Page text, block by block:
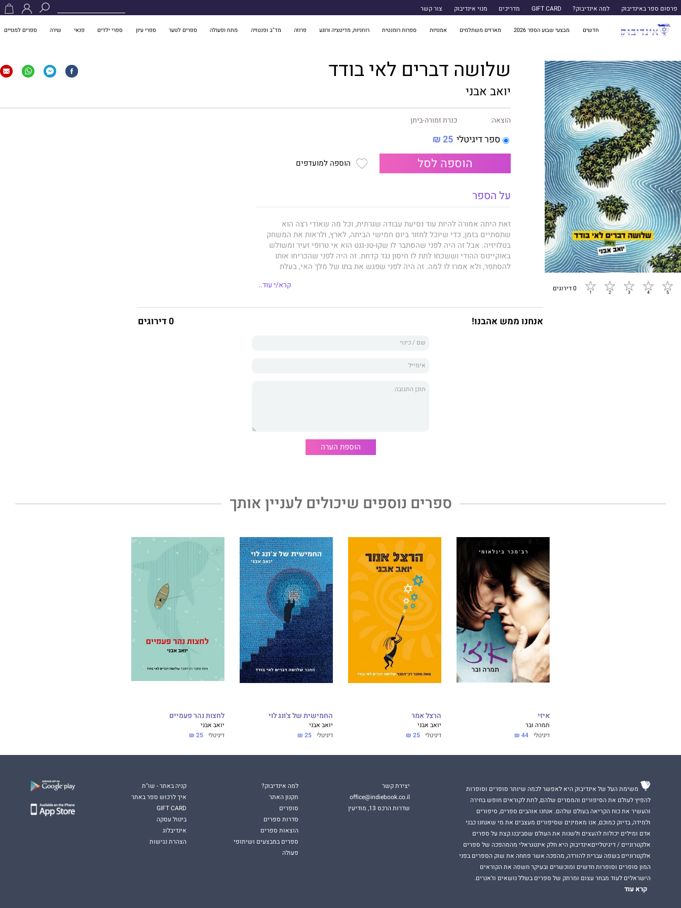
פרסום ספר באינדיבוק למה אינדיבוק? GIFT CARD מדריכים מנוי אינדיבוק צור קשר
חדשים מבצעי שבוע הספר 2026 מארזים משתלמים אמנויות ספרות רומנטית רוחניות, מדיטציה ורוגע פרוזה מד"ב ופנטזיה מתח ופעולה ספרים לנוער ספרי עיון ספרי ילדים פנאי שירה ספרים למנויים
0 דירוגים
שלושה דברים לאי בודד
יואב אבני
הוצאה: כנרת זמורה-ביתן
ספר דיגיטלי 25 ₪
הוספה לסל הוספה למועדפים
על הספר
זאת היתה אמורה להיות עוד נסיעת עבודה שגרתית, וכל מה שאוֹדִי רצה הוא
שתסתיים בזמן, כדי שיוכל לחזור ביום חמישי הביתה, לארץ, ולראות את המשחק
בטלויזיה. אבל זה היה לפני שהסתבר לו שקו-טנ-גנט הוא אי טרופי זעיר ומשולש
באוקיינוס ההודי וששכחו לתת לו חיסון נגד קדחת. זה היה לפני שהכריחו אותו
להסתפר, ולא אמרו לו למה. זה היה לפני שפגש את בתו של מלך האי, בעלת
משלח את אוֹדִי, שכיר היי-טק מודאג וציני, למסע מריר-מתוק,
פרפרים נרגשים, ומערכת מחשוב רגישה לקור וחובבת מונטי פייתון. האם יצליח אוֹדִי
לחזור הביתה בזמן? ללמוד קונג-פו ביומיים? לתמרן את תיאורית הכאוס לטובתו?
ומשעשעת, המטפלת בהומור מושחז בטיולים במזרח, בשחרור מכבלי ההיי-טק
קרא/י עוד..
אנחנו ממש אהבנו! 0 דירוגים
הוספת הערה
ספרים נוספים שיכולים לעניין אותך
איזי
תמרה ובר
דיגיטלי 44 ₪
הרצל אמר
יואב אבני
דיגיטלי 25 ₪
החמישית של צ'ונג לוי
יואב אבני
דיגיטלי 25 ₪
לחצות נהר פעמיים
יואב אבני
דיגיטלי 25 ₪
משימת העל של אינדיבוק היא לאפשר לכמה שיותר סופרים וסופרות
להפיץ לעולם את הסיפורים והמסרים שלהם, לתת לקוראים חופש בחירה
והעשיר את כוח הקריאה בעולם שלהם. אנחנו אוהבים ספרים, סיפורים
ולמידה, בדיוק כמוכם, אנו מאמינים שסיפורים מעצבים את מי שאנחנו כבני
אדם ומילים יכולות להעצים ולשנות את העולם שסביבנו.קצת על ספרים
אלקטרוניים / דיגיטלייםאינדיבוק היא חלק אינטגראלי מהמהפכה של ספרים
אלקטרוניים בשפה עברית להורדה, מהפכה אשר פתחה את שוק הספרים בפני
המון סופרים וסופרות חדשים ומוכשרים ובעיקר חשפה את הקוראים
הישראלים לעוד מבחר עצום ומרתק של ספרים בשלל נושאים וז'אנרים.
קרא עוד
יצירת קשר
office@indiebook.co.il
שדרות הרכס 13, מודיעין
למה אינדיבוק?
תקנון האתר
סופרים
סדרות ספרים
הוצאות ספרים
ספרים במבצעים ושיתופי
פעולה
קניה באתר - שו"ת
איך לרכוש ספר באתר
GIFT CARD
ביטול עסקה
אינדיבלוג
הצהרת נגישות